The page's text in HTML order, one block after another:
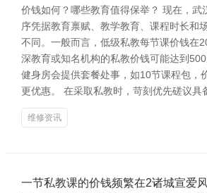
价钱如何？哪些教育值得保举？ 现在，武
序凭据教育禀赋、教学教育、课程时长和
不同。一般而言，低级私教每节课价钱在
深教育或知名机构的私教价钱可能达到
健身房会提供套餐处事，如10节课程包，
更优惠。 在采取私教时，苛刻优先磋议具
维修资讯
一节私教课的价钱频繁在2诸城宣爱